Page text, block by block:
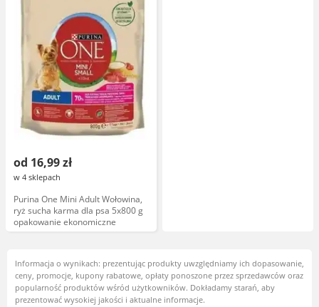
od 16,99 zł
w 4 sklepach
Purina One Mini Adult Wołowina,
ryż sucha karma dla psa 5x800 g
opakowanie ekonomiczne
Informacja o wynikach: prezentując produkty uwzględniamy ich dopasowanie,
ceny, promocje, kupony rabatowe, opłaty ponoszone przez sprzedawców oraz
popularność produktów wśród użytkowników. Dokładamy starań, aby
prezentować wysokiej jakości i aktualne informacje.